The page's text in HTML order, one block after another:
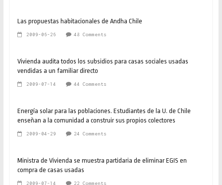
Las propuestas habitacionales de Andha Chile
2009-06-26 48 Comments
Vivienda audita todos los subsidios para casas sociales usadas
vendidas a un familiar directo
2009-07-14 44 Comments
Energía solar para las poblaciones. Estudiantes de la U. de Chile
enseñan a la comunidad a construir sus propios colectores
2009-04-29 24 Comments
Ministra de Vivienda se muestra partidaria de eliminar EGIS en
compra de casas usadas
2009-07-14 22 Comments